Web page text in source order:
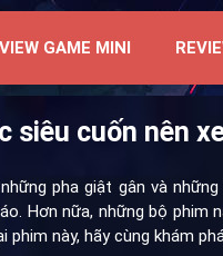
GAME MINI
siêu cuốn nên
pha giật gân và
Hơn nữa, những bộ
này, hãy cùng khám